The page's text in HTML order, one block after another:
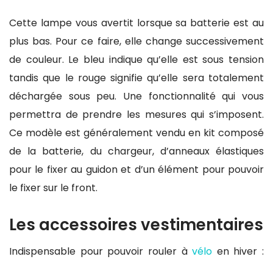
Cette lampe vous avertit lorsque sa batterie est au
plus bas. Pour ce faire, elle change successivement
de couleur. Le bleu indique qu’elle est sous tension
tandis que le rouge signifie qu’elle sera totalement
déchargée sous peu. Une fonctionnalité qui vous
permettra de prendre les mesures qui s’imposent.
Ce modèle est généralement vendu en kit composé
de la batterie, du chargeur, d’anneaux élastiques
pour le fixer au guidon et d’un élément pour pouvoir
le fixer sur le front.
Les accessoires vestimentaires
Indispensable pour pouvoir rouler àvélo en hiver :